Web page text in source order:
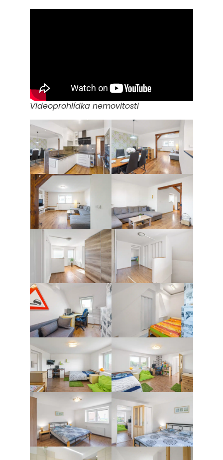
Videoprohlídka nemovitosti